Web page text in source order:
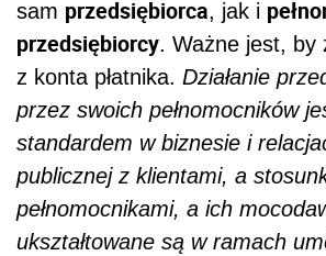
sam przedsiębiorca, jak i
przedsiębiorcy. Ważne jest, by
z konta płatnika. Działanie
przez swoich pełnomocników
standardem w biznesie i
publicznej z klientami, a
pełnomocnikami, a ich
ukształtowane są w ramach